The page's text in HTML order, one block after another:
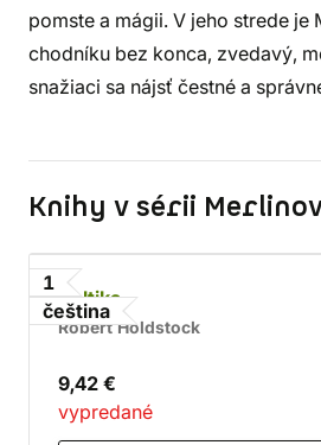
pomste a mágii. V jeho strede
chodníku bez konca, zvedavý,
snažiaci sa nájsť čestné a
Knihy v sérii
1
čeština
Keltika
Robert Holdstock
9,42 €
vypredané